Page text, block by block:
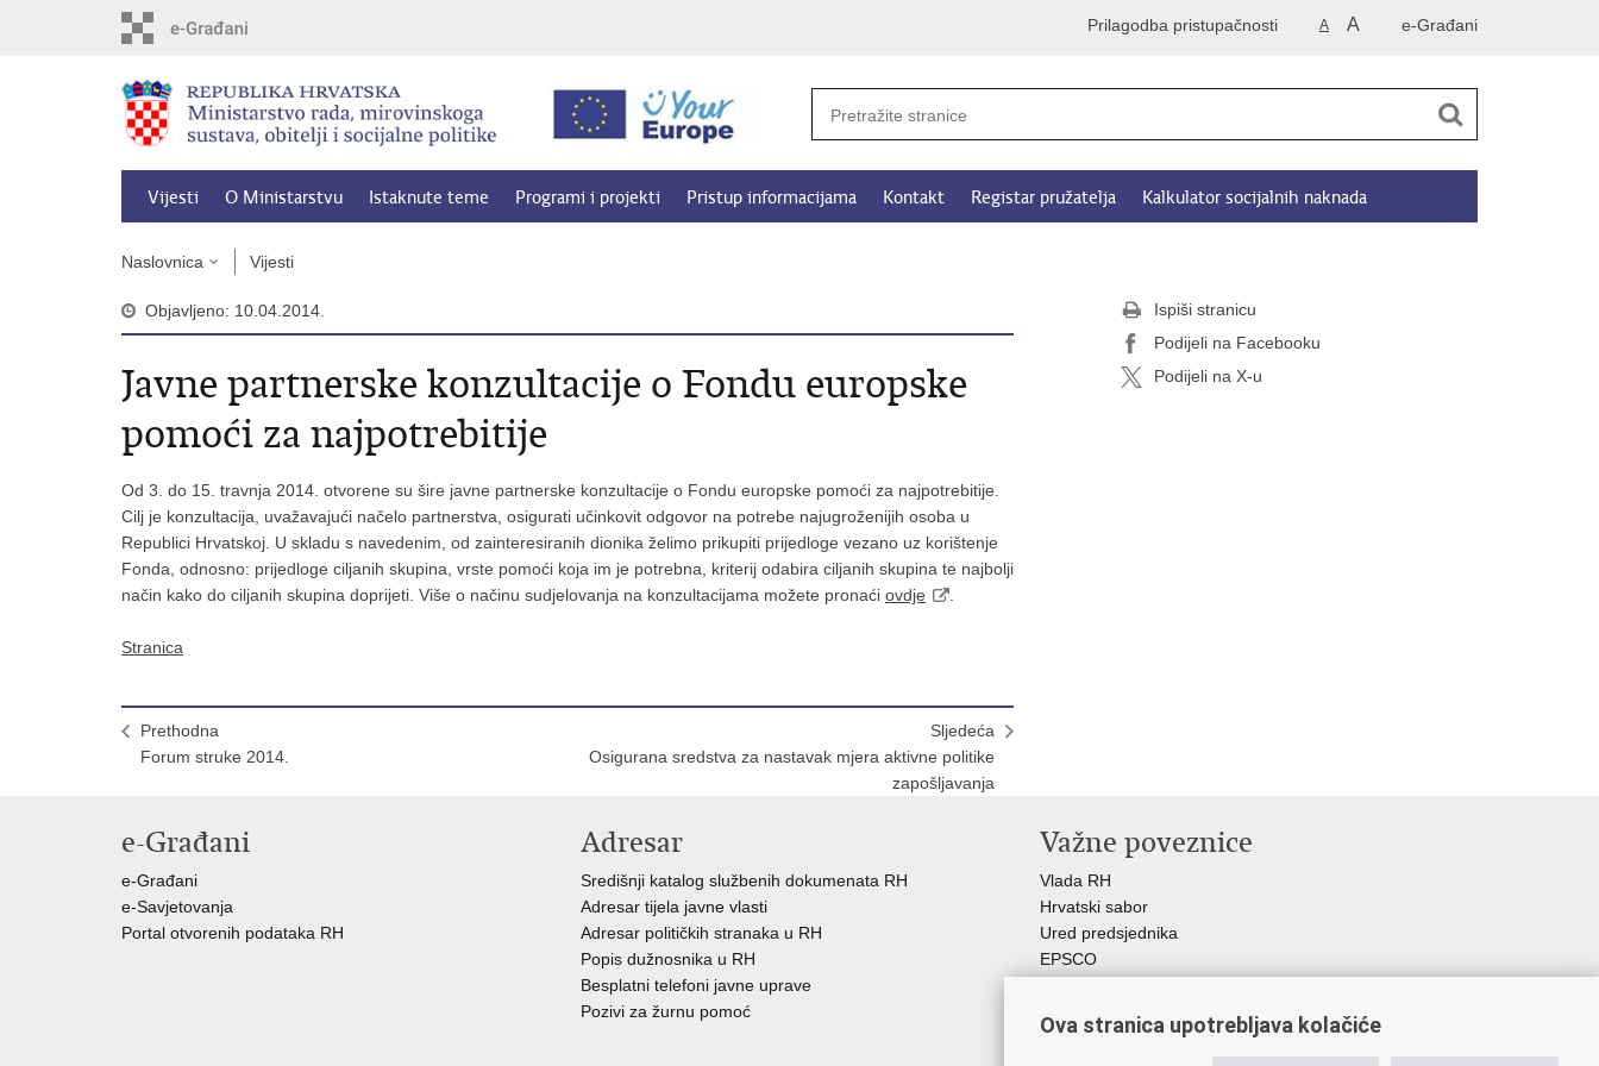
e-Građani
A A
Prilagodba pristupačnosti
Vijesti O Ministarstvu Istaknute teme Programi i projekti Pristup informacijama Kontakt Registar pružatelja Kalkulator socijalnih naknada
Naslovnica Vijesti
Objavljeno: 10.04.2014.
Javne partnerske konzultacije o Fondu europske
pomoći za najpotrebitije
Od 3. do 15. travnja 2014. otvorene su šire javne partnerske konzultacije o Fondu europske pomoći za najpotrebitije.
Cilj je konzultacija, uvažavajući načelo partnerstva, osigurati učinkovit odgovor na potrebe najugroženijih osoba u
Republici Hrvatskoj. U skladu s navedenim, od zainteresiranih dionika želimo prikupiti prijedloge vezano uz korištenje
Fonda, odnosno: prijedloge ciljanih skupina, vrste pomoći koja im je potrebna, kriterij odabira ciljanih skupina te najbolji
način kako do ciljanih skupina doprijeti. Više o načinu sudjelovanja na konzultacijama možete pronaći ovdje
Stranica
Prethodna
Forum struke 2014.
Sljedeća
Osigurana sredstva za nastavak mjera aktivne politike
zapošljavanja
Ispiši stranicu
Podijeli na Facebooku
Podijeli na X-u
e-Građani
e-Građani
e-Savjetovanja
Portal otvorenih podataka RH
Adresar
Središnji katalog službenih dokumenata RH
Adresar tijela javne vlasti
Adresar političkih stranaka u RH
Popis dužnosnika u RH
Besplatni telefoni javne uprave
Pozivi za žurnu pomoć
Važne poveznice
Vlada RH
Hrvatski sabor
Ured predsjednika
EPSCO
HZMO
Ova stranica upotrebljava kolačiće